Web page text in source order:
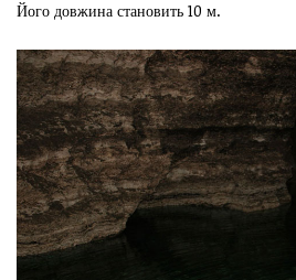
Його довжина становить 10 м.